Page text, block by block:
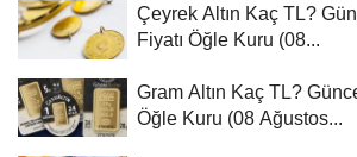
Çeyrek Altın Kaç TL?
Fiyatı Öğle Kuru (08...
Gram Altın Kaç TL?
Öğle Kuru (08 Ağustos...